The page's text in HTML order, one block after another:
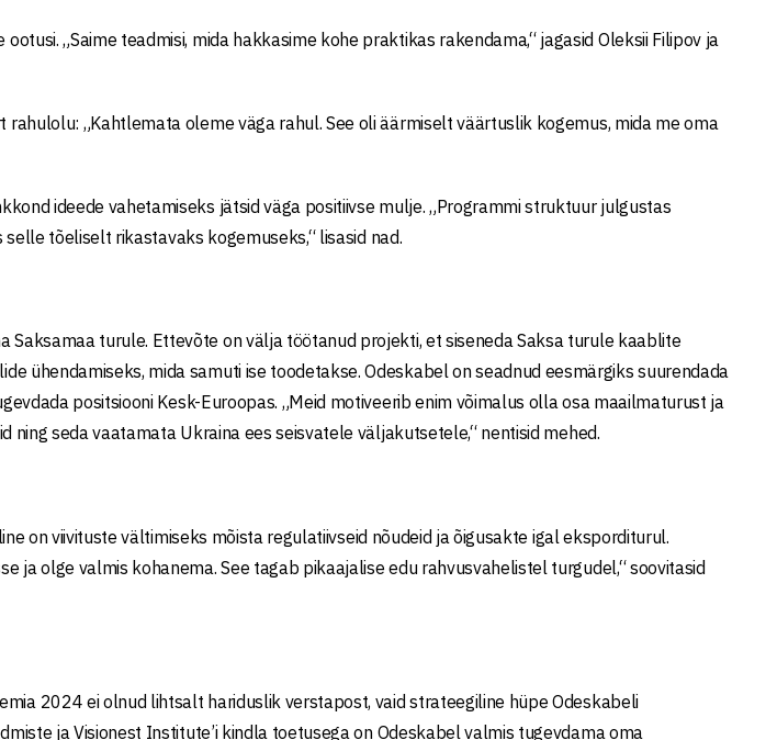
„Saime teadmisi, mida hakkasime kohe praktikas rakendama,“ jagasid Oleksii Filipov ja
rahulolu: „Kahtlemata oleme väga rahul. See oli äärmiselt väärtuslik kogemus, mida me oma
ideede vahetamiseks jätsid väga positiivse mulje. „Programmi struktuur julgustas
tõeliselt rikastavaks kogemuseks,“ lisasid nad.
Saksamaa turule. Ettevõte on välja töötanud projekti, et siseneda Saksa turule kaablite
ühendamiseks, mida samuti ise toodetakse. Odeskabel on seadnud eesmärgiks suurendada
positsiooni Kesk-Euroopas. „Meid motiveerib enim võimalus olla osa maailmaturust ja
seda vaatamata Ukraina ees seisvatele väljakutsetele,“ nentisid mehed.
on viivituste vältimiseks mõista regulatiivseid nõudeid ja õigusakte igal eksporditurul.
ja olge valmis kohanema. See tagab pikaajalise edu rahvusvahelistel turgudel,“ soovitasid
2024 ei olnud lihtsalt hariduslik verstapost, vaid strateegiline hüpe Odeskabeli
ja Visionest Institute’i kindla toetusega on Odeskabel valmis tugevdama oma